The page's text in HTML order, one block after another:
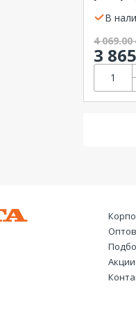
54-01
В
4 069.00
3
Акции